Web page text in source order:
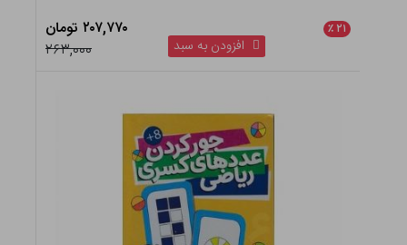
۲۱ ٪
۲۰۷,۷۷۰ تومان
۲۶۳,۰۰۰
افزودن به سبد